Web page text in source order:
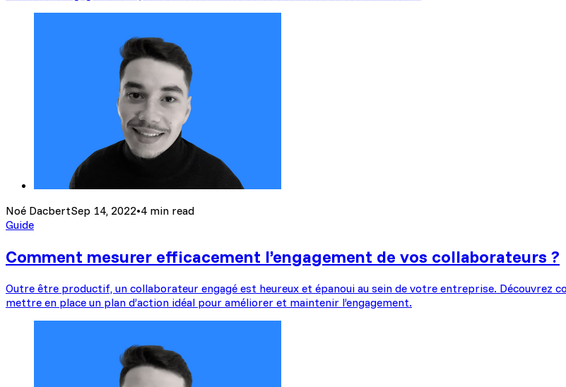
Noé DacbertSep 14, 2022•4 min read
Guide
Comment mesurer efficacement l’engagement de vos collaborateurs ?
Outre être productif, un collaborateur engagé est heureux et épanoui au sein de votre entreprise. Découvrez
mettre en place un plan d’action idéal pour améliorer et maintenir l’engagement.